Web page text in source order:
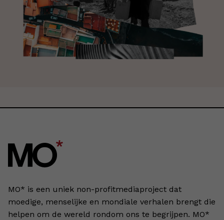
MO* is een uniek non-profitmediaproject dat
moedige, menselijke en mondiale verhalen brengt die
helpen om de wereld rondom ons te begrijpen. MO*